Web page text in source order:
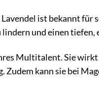
ist bekannt für
und einen tiefen,
Multitalent. Sie
Zudem kann sie bei